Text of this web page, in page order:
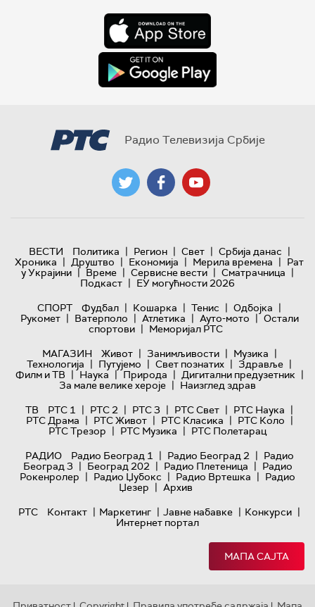
Радио Телевизија Србије
ВЕСТИ Политика | Регион | Свет | Србија данас |
Хроника | Друштво | Економија | Мерила времена | Рат
у Украјини | Време | Сервисне вести | Сматрачница |
Подкаст | ЕУ могућности 2026
СПОРТ
Фудбал | Кошарка | Тенис | Одбојка |
Рукомет | Ватерполо | Атлетика | Ауто-мото | Остали
спортови | Меморијал РТС
МАГАЗИН
Живот | Занимљивости | Музика |
Технологијa | Путујемо | Свет познатих | Здравље |
Филм и ТВ | Наука | Природа | Дигитални предузетник |
За мале велике хероје | Наизглед здрав
ТВ
РТС 1 | РТС 2 | РТС 3 | РТС Свет | РТС Наука |
РТС Драма | РТС Живот | РТС Класика | РТС Коло |
РТС Трезор | РТС Музика | РТС Полетарац
РАДИО
Радио Београд 1 | Радио Београд 2 | Радио
Београд 3 | Београд 202 | Радио Плетеница | Радио
Рокенролер | Радио Џубокс | Радио Вртешка | Радио
Џезер | Архив
РТС
Контакт | Маркетинг | Јавне набавке | Конкурси |
Интернет портал
МАПА САЈТА